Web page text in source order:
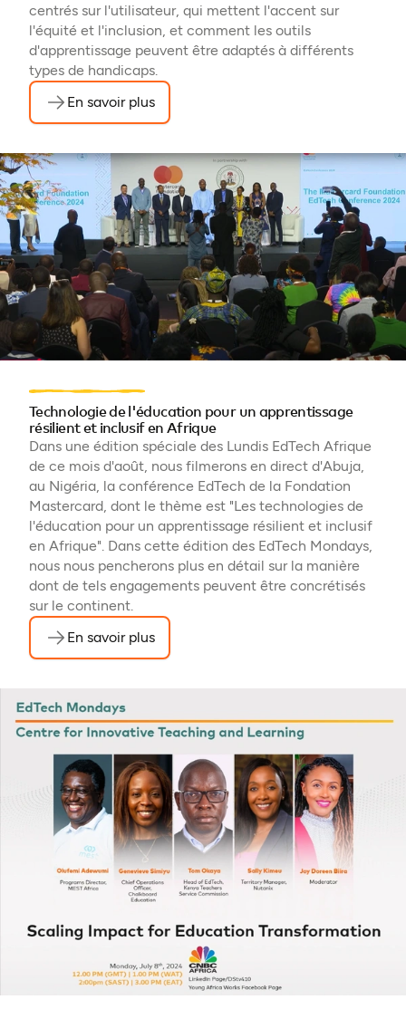
centrés sur l'utilisateur, qui mettent l'accent sur
l'équité et l'inclusion, et comment les outils
d'apprentissage peuvent être adaptés à différents
types de handicaps.
En savoir plus
Technologie de l'éducation pour un apprentissage
résilient et inclusif en Afrique
Dans une édition spéciale des Lundis EdTech Afrique
de ce mois d'août, nous filmerons en direct d'Abuja,
au Nigéria, la conférence EdTech de la Fondation
Mastercard, dont le thème est "Les technologies de
l'éducation pour un apprentissage résilient et inclusif
en Afrique". Dans cette édition des EdTech Mondays,
nous nous pencherons plus en détail sur la manière
dont de tels engagements peuvent être concrétisés
sur le continent.
En savoir plus